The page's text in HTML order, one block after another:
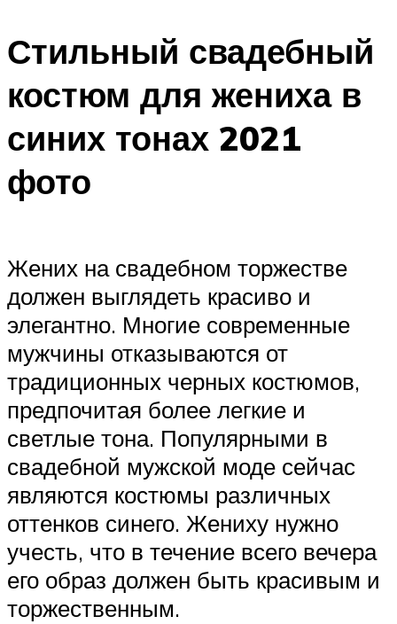
Стильный свадебный
костюм для жениха в
синих тонах 2021
фото
Жених на свадебном торжестве
должен выглядеть красиво и
элегантно. Многие современные
мужчины отказываются от
традиционных черных костюмов,
предпочитая более легкие и
светлые тона. Популярными в
свадебной мужской моде сейчас
являются костюмы различных
оттенков синего. Жениху нужно
учесть, что в течение всего вечера
его образ должен быть красивым и
торжественным.